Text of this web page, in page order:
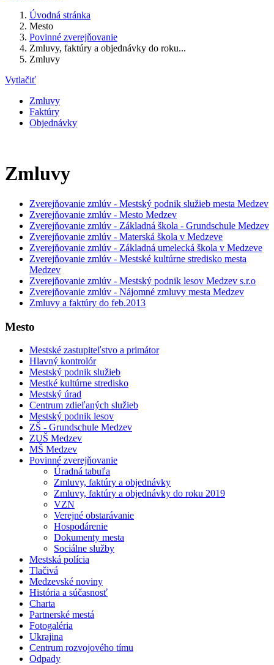
Úvodná stránka
Mesto
Povinné zverejňovanie
Zmluvy, faktúry a objednávky do roku...
Zmluvy
Vytlačiť
Zmluvy
Faktúry
Objednávky
Zmluvy
Zverejňovanie zmlúv - Mestský podnik služieb mesta Medzev
Zverejňovanie zmlúv - Mesto Medzev
Zverejňovanie zmlúv - Základná škola - Grundschule Medzev
Zverejňovanie zmlúv - Materská škola v Medzeve
Zverejňovanie zmlúv - Základná umelecká škola v Medzeve
Zverejňovanie zmlúv - Mestské kultúrne stredisko mesta
Medzev
Zverejňovanie zmlúv - Mestský podnik lesov Medzev s.r.o
Zverejňovanie zmlúv - Nájomné zmluvy mesta Medzev
Zmluvy a faktúry do feb.2013
Mesto
Mestské zastupiteľstvo a primátor
Hlavný kontrolór
Mestský podnik služieb
Mestké kultúrne stredisko
Mestský úrad
Centrum zdieľaných služieb
Mestský podnik lesov
ZŠ - Grundschule Medzev
ZUŠ Medzev
MŠ Medzev
Povinné zverejňovanie
Úradná tabuľa
Zmluvy, faktúry a objednávky
Zmluvy, faktúry a objednávky do roku 2019
VZN
Verejné obstarávanie
Hospodárenie
Dokumenty mesta
Sociálne služby
Mestská polícia
Tlačivá
Medzevské noviny
História a súčasnosť
Charta
Partnerské mestá
Fotogaléria
Ukrajina
Centrum rozvojového tímu
Odpady